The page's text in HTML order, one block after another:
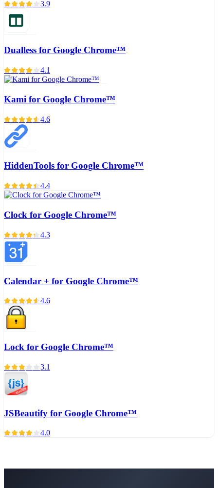
3.9
Dualless for Google Chrome™
4.1
Kami for Google Chrome™
4.6
HiddenTools for Google Chrome™
4.4
Clock for Google Chrome™
4.3
Calendar + for Google Chrome™
4.6
Lock for Google Chrome™
3.1
JSBeautify for Google Chrome™
4.0